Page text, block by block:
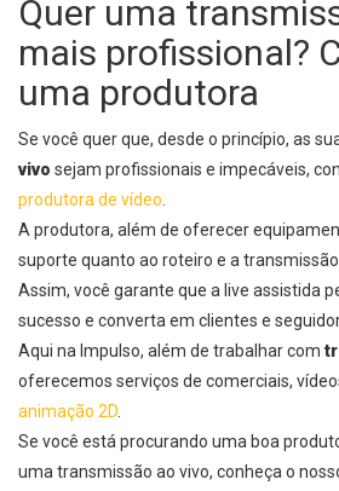
Quer uma
mais profissional?
uma produtora
Se você quer que, desde o princípio, as
vivo sejam profissionais e impecáveis,
produtora de vídeo.
A produtora, além de oferecer
suporte quanto ao roteiro e a
Assim, você garante que a live assistida
sucesso e converta em clientes e
Aqui na Impulso, além de trabalhar com
oferecemos serviços de comerciais,
animação 2D.
Se você está procurando uma boa
uma transmissão ao vivo, conheça o